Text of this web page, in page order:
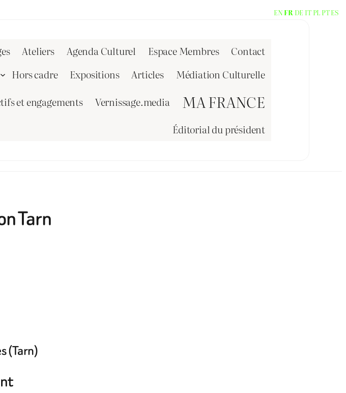
Ateliers Agenda Culturel Espace Membres
Contact
Hors cadre Expositions Articles
Médiation Culturelle
et engagements
Vernissage.media MA FRANCE
Éditorial du président
Tarn
(Tarn)
EN FR DE IT PL PTES